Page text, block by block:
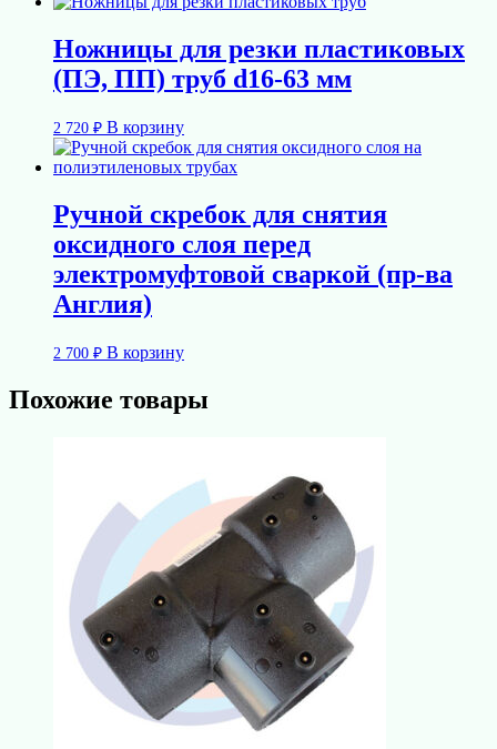
Ножницы для резки пластиковых
(ПЭ, ПП) труб d16-63 мм
2 720 ₽ В корзину
Ручной скребок для снятия
оксидного слоя перед
электромуфтовой сваркой (пр-ва
Англия)
2 700 ₽ В корзину
Похожие товары